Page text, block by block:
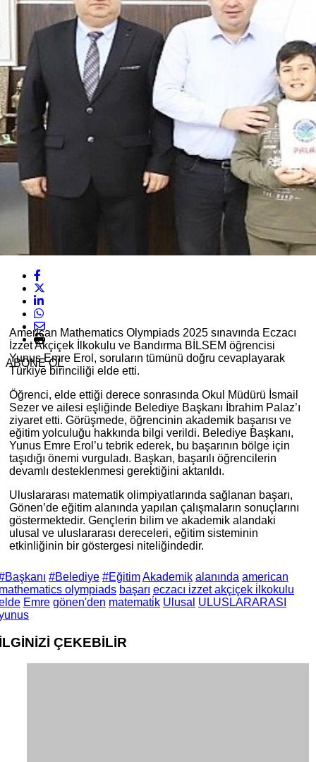
ABONE OL
American Mathematics Olympiads 2025 sınavında Eczacı
İzzet Akçiçek İlkokulu ve Bandırma BİLSEM öğrencisi
Yunus Emre Erol, soruların tümünü doğru cevaplayarak
Türkiye birinciliği elde etti.
Öğrenci, elde ettiği derece sonrasında Okul Müdürü İsmail
Sezer ve ailesi eşliğinde Belediye Başkanı İbrahim Palaz’ı
ziyaret etti. Görüşmede, öğrencinin akademik başarısı ve
eğitim yolculuğu hakkında bilgi verildi. Belediye Başkanı,
Yunus Emre Erol’u tebrik ederek, bu başarının bölge için
taşıdığı önemi vurguladı. Başkan, başarılı öğrencilerin
devamlı desteklenmesi gerektiğini aktarıldı.
Uluslararası matematik olimpiyatlarında sağlanan başarı,
Gönen’de eğitim alanında yapılan çalışmaların sonuçlarını
göstermektedir. Gençlerin bilim ve akademik alandaki
ulusal ve uluslararası dereceleri, eğitim sisteminin
etkinliğinin bir göstergesi niteliğindedir.
#Belediye #EğitimAkademik alanında american
olympiads başarı eczacı i̇zzet akçiçek i̇lkokulu
Emre gönen'den matemati̇k Ulusal ULUSLARARASI
ÇEKEBİLİR